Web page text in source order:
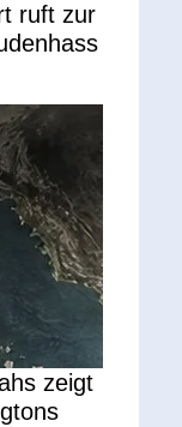
ruft zur
zeigt